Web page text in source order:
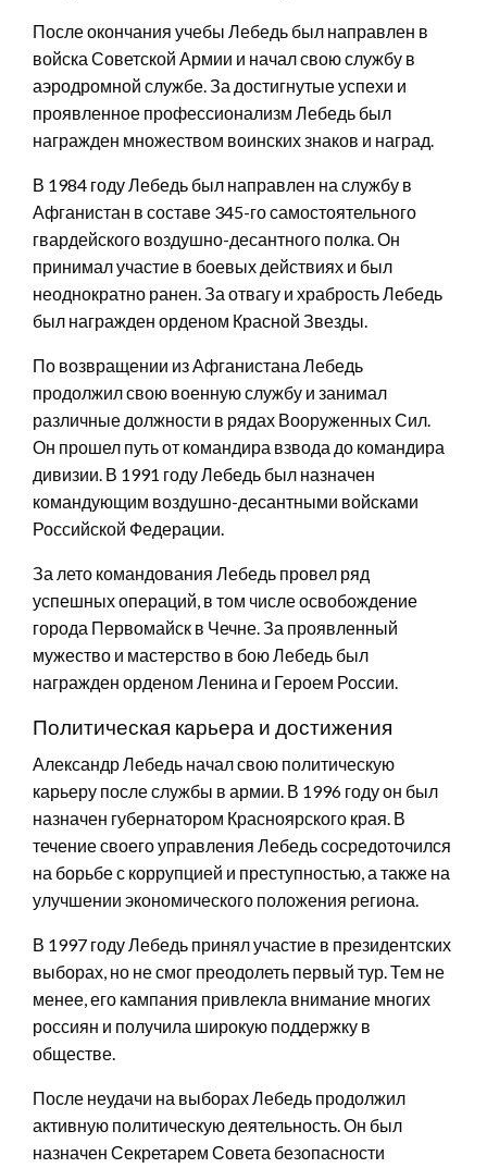
После окончания учебы Лебедь был направлен в
войска Советской Армии и начал свою службу в
аэродромной службе. За достигнутые успехи и
проявленное профессионализм Лебедь был
награжден множеством воинских знаков и наград.
В 1984 году Лебедь был направлен на службу в
Афганистан в составе 345-го самостоятельного
гвардейского воздушно-десантного полка. Он
принимал участие в боевых действиях и был
неоднократно ранен. За отвагу и храбрость Лебедь
был награжден орденом Красной Звезды.
По возвращении из Афганистана Лебедь
продолжил свою военную службу и занимал
различные должности в рядах Вооруженных Сил.
Он прошел путь от командира взвода до командира
дивизии. В 1991 году Лебедь был назначен
командующим воздушно-десантными войсками
Российской Федерации.
За лето командования Лебедь провел ряд
успешных операций, в том числе освобождение
города Первомайск в Чечне. За проявленный
мужество и мастерство в бою Лебедь был
награжден орденом Ленина и Героем России.
Политическая карьера и достижения
Александр Лебедь начал свою политическую
карьеру после службы в армии. В 1996 году он был
назначен губернатором Красноярского края. В
течение своего управления Лебедь сосредоточился
на борьбе с коррупцией и преступностью, а также на
улучшении экономического положения региона.
В 1997 году Лебедь принял участие в президентских
выборах, но не смог преодолеть первый тур. Тем не
менее, его кампания привлекла внимание многих
россиян и получила широкую поддержку в
обществе.
После неудачи на выборах Лебедь продолжил
активную политическую деятельность. Он был
назначен Секретарем Совета безопасности